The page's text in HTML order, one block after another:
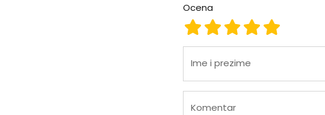
Ocena
Ocena 5
Ocena 4
Ocena 3
Ocena 2
Ocena 1
Ime i prezime
Komentar